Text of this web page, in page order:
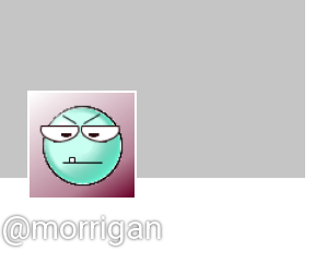
@morrigan